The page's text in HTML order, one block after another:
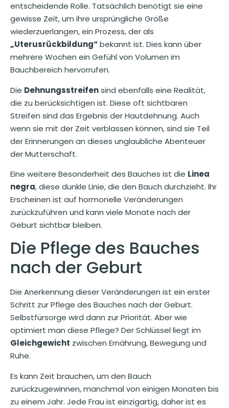
entscheidende Rolle. Tatsächlich benötigt sie eine
gewisse Zeit, um ihre ursprüngliche Größe
wiederzuerlangen, ein Prozess, der als
„Uterusrückbildung“bekannt ist. Dies kann über
mehrere Wochen ein Gefühl von Volumen im
Bauchbereich hervorrufen.
Die Dehnungsstreifensind ebenfalls eine Realität,
die zu berücksichtigen ist. Diese oft sichtbaren
Streifen sind das Ergebnis der Hautdehnung. Auch
wenn sie mit der Zeit verblassen können, sind sie Teil
der Erinnerungen an dieses unglaubliche Abenteuer
der Mutterschaft.
Eine weitere Besonderheit des Bauches ist die Linea
negra, diese dunkle Linie, die den Bauch durchzieht. Ihr
Erscheinen ist auf hormonelle Veränderungen
zurückzuführen und kann viele Monate nach der
Geburt sichtbar bleiben.
Die Pflege des Bauches
nach der Geburt
Die Anerkennung dieser Veränderungen ist ein erster
Schritt zur Pflege des Bauches nach der Geburt.
Selbstfürsorge wird dann zur Priorität. Aber wie
optimiert man diese Pflege? Der Schlüssel liegt im
Gleichgewicht zwischen Ernährung, Bewegung und
Ruhe.
Es kann Zeit brauchen, um den Bauch
zurückzugewinnen, manchmal von einigen Monaten bis
zu einem Jahr. Jede Frau ist einzigartig, daher ist es